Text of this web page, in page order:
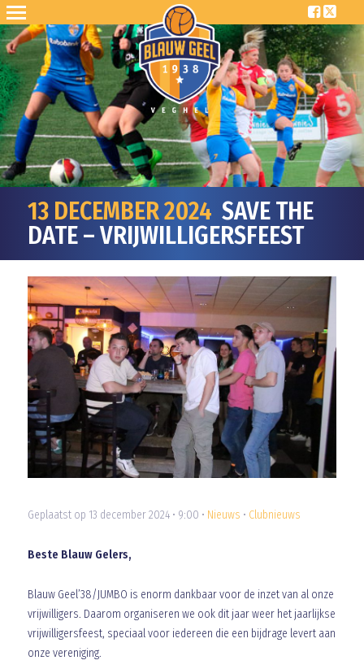
13 DECEMBER 2024 SAVE THE
DATE – VRIJWILLIGERSFEEST
Geplaatst op 13 december 2024 • 9:00 • Nieuws • Clubnieuws
Beste Blauw Gelers,
Blauw Geel’38/JUMBO is enorm dankbaar voor de inzet van al onze
vrijwilligers. Daarom organiseren we ook dit jaar weer het jaarlijkse
vrijwilligersfeest, speciaal voor iedereen die een bijdrage levert aan
onze vereniging.